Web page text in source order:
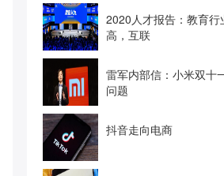
2020人才报告：教育行
高，互联
雷军内部信：小米双十
问题
抖音走向电商